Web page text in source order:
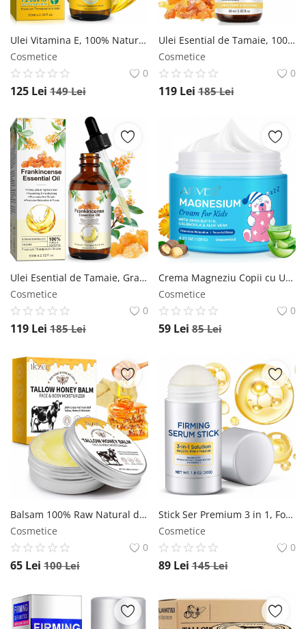
Ulei Vitamina E, 100% Natural Pur, Ultra Concentrat, Premium, 60 ml ALIVER
Cosmetice
0
125 Lei 149Lei
Ulei Esential de Tamaie, 100% Pur Natural, Premium, Fara Hexan, NOVA KISS , 60 ml NOVA KISS
Cosmetice
0
119 Lei 185Lei
Ulei Esential de Tamaie, Grad Terapeutic Premium, 100% Pur Natural, NOVA KISS , 60 ml NOVA KISS
Cosmetice
0
119 Lei 185Lei
Crema Magneziu Copii cu Unt de Shea, Aloe Vera si Galbenele, Calm si Somn Linistit, 120 g NOVA KISS
Cosmetice
0
59 Lei 85Lei
Balsam 100% Raw Natural din Seu de Vita, Ceara de Albine si Miere, Ten si Corp, NOVA KISS , 100 g NOVA KISS
Cosmetice
0
65 Lei 100Lei
Stick Ser Premium 3 in 1, Formula Avansata cu Retinol, Efect de Lifting si Fermitate, NOVA KISS , 30 g NOVA KISS
Cosmetice
0
89 Lei 145Lei